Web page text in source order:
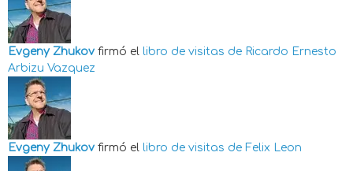
Evgeny Zhukov firmó el libro de visitas de Ricardo Ernesto
Arbizu Vazquez
Evgeny Zhukov firmó el libro de visitas de Felix Leon